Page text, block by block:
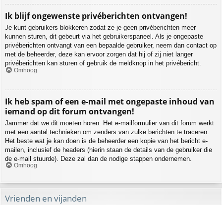
Ik blijf ongewenste privéberichten ontvangen!
Je kunt gebruikers blokkeren zodat ze je geen privéberichten meer
kunnen sturen, dit gebeurt via het gebruikerspaneel. Als je ongepaste
privéberichten ontvangt van een bepaalde gebruiker, neem dan contact op
met de beheerder, deze kan ervoor zorgen dat hij of zij niet langer
privéberichten kan sturen of gebruik de meldknop in het privébericht.
Omhoog
Ik heb spam of een e-mail met ongepaste inhoud van
iemand op dit forum ontvangen!
Jammer dat we dit moeten horen. Het e-mailformulier van dit forum werkt
met een aantal technieken om zenders van zulke berichten te traceren.
Het beste wat je kan doen is de beheerder een kopie van het bericht e-
mailen, inclusief de headers (hierin staan de details van de gebruiker die
de e-mail stuurde). Deze zal dan de nodige stappen ondernemen.
Omhoog
Vrienden en vijanden